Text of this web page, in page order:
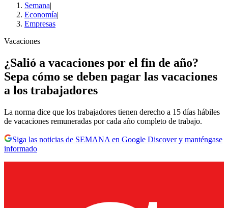
Semana|
Economía|
Empresas
Vacaciones
¿Salió a vacaciones por el fin de año?
Sepa cómo se deben pagar las vacaciones
a los trabajadores
La norma dice que los trabajadores tienen derecho a 15 días hábiles
de vacaciones remuneradas por cada año completo de trabajo.
Siga las noticias de SEMANA en Google Discover y manténgase
informado